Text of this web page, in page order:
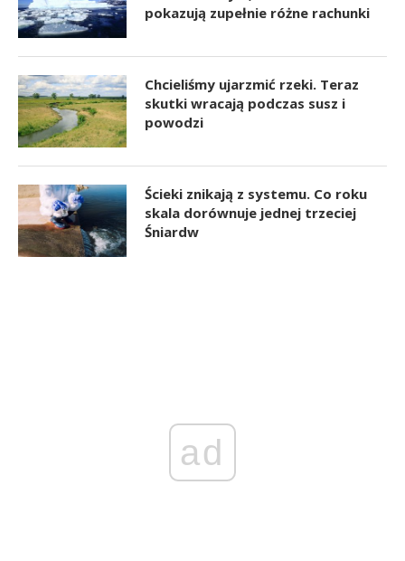
pokazują zupełnie różne rachunki
Chcieliśmy ujarzmić rzeki. Teraz
skutki wracają podczas susz i
powodzi
Ścieki znikają z systemu. Co roku
skala dorównuje jednej trzeciej
Śniardw
ad